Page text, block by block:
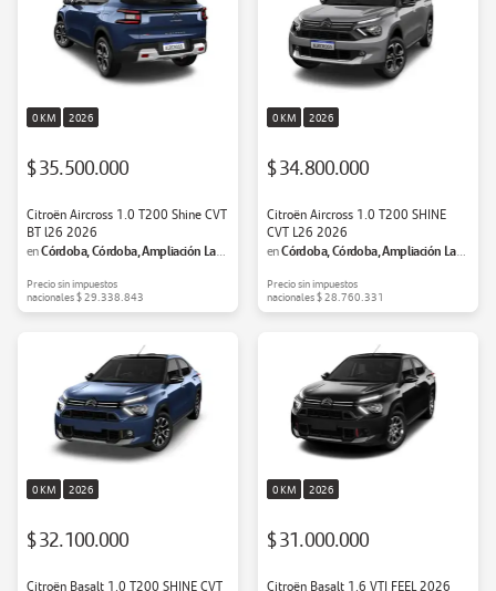
0 KM 2026
$ 35.500.000
Citroën Aircross 1.0 T200 Shine CVT
BT l26 2026
enCórdoba, Córdoba, Ampliación Las
Precio sin impuestos
nacionales$ 29.338.843
0 KM 2026
$ 34.800.000
Citroën Aircross 1.0 T200 SHINE
CVT L26 2026
enCórdoba, Córdoba, Ampliación Las
Precio sin impuestos
nacionales$ 28.760.331
0 KM 2026
$ 32.100.000
Citroën Basalt 1.0 T200 SHINE CVT
0 KM 2026
$ 31.000.000
Citroën Basalt 1.6 VTI FEEL 2026